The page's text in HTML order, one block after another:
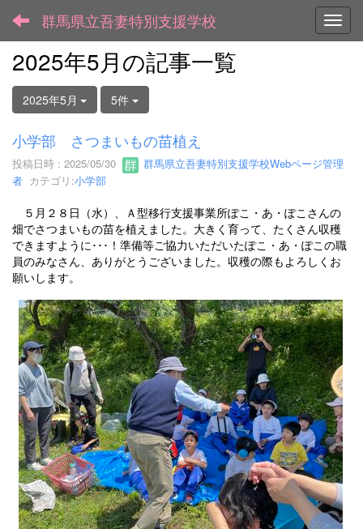
群馬県立吾妻特別支援学校
2025年5月の記事一覧
2025年5月 5件
小学部 さつまいもの苗植え
投稿日時 : 2025/05/30
群馬県立吾妻特別支援学校Webページ管理
者 カテゴリ:小学部
５月２８日（水）、Ａ型移行支援事業所ぽこ・あ・ぽこさんの
畑でさつまいもの苗を植えました。大きく育って、たくさん収穫
できますように･･･！準備等ご協力いただいたぽこ・あ・ぽこの職
員のみなさん、ありがとうございました。収穫の際もよろしくお
願いします。